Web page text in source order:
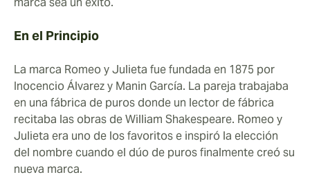
En el Principio
La marca Romeo y Julieta fue fundada en 1875 por
Inocencio Álvarez y Manin García. La pareja trabajaba
en una fábrica de puros donde un lector de fábrica
recitaba las obras de William Shakespeare. Romeo y
Julieta era uno de los favoritos e inspiró la elección
del nombre cuando el dúo de puros finalmente creó su
nueva marca.